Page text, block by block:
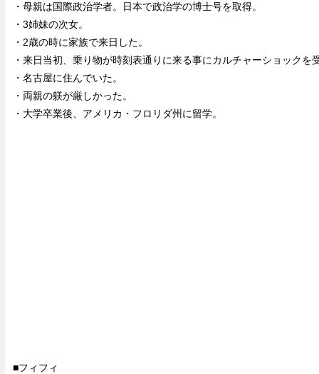
・母親は国際政治学者。日本で政治学の博士号を取得。
・3姉妹の次女。
・2歳の時に家族で来日した。
・来日当初、乗り物が時刻表通りに来る事にカルチャーショックを
・名古屋に住んでいた。
・両親の躾が厳しかった。
・大学卒業後、アメリカ・フロリダ州に留学。
■フィフィ